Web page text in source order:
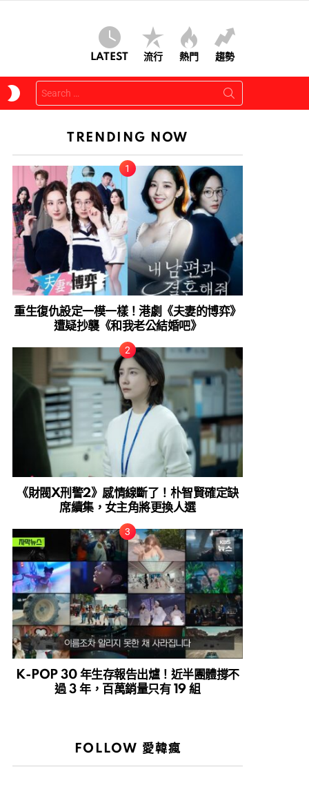
LATEST 流行 熱門 趨勢
SKIN
Search
for:
TRENDING NOW
重生復仇設定一模一樣！港劇《夫妻的博弈》
遭疑抄襲《和我老公結婚吧》
《財閥X刑警2》感情線斷了！朴智賢確定缺
席續集，女主角將更換人選
K-POP 30 年生存報告出爐！近半團體撐不
過 3 年，百萬銷量只有 19 組
FOLLOW 愛韓瘋